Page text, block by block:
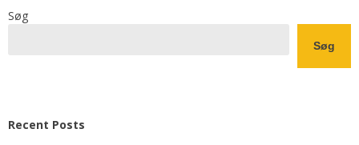
Søg
Søg
Recent Posts